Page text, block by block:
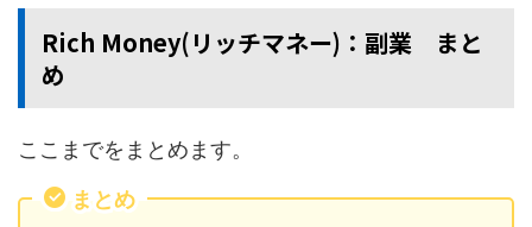
Rich Money(リッチマネー)：副業 まと
め
ここまでをまとめます。
まとめ